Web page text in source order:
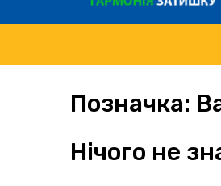
Позначка:
Нічого не